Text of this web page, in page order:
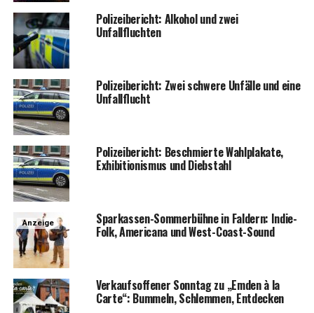
Poli­zei­be­richt: Alko­hol und zwei
Unfallfluchten
Poli­zei­be­richt: Zwei schwe­re Unfäl­le und eine
Unfallflucht
Poli­zei­be­richt: Beschmier­te Wahl­pla­ka­te,
Exhi­bi­tio­nis­mus und Diebstahl
Anzeige Spar­kas­sen-Som­mer­büh­ne in Fald­ern: Indie-
Folk, Ame­ri­ca­na und West-Coast-Sound
Ver­kaufs­of­fe­ner Sonn­tag zu „Emden à la
Car­te“: Bum­meln, Schlem­men, Entdecken